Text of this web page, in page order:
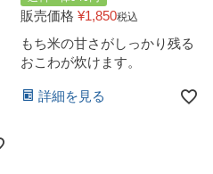
販売価格 ¥1,850税込
もち米の甘さがしっかり残る
おこわが炊けます。
詳細を見る